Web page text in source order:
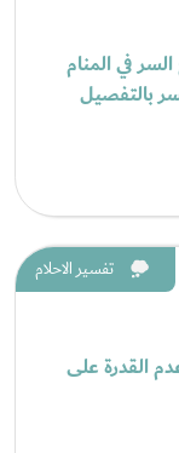
في المنام
بالتفصيل
تفسير الاحلام
القدرة على